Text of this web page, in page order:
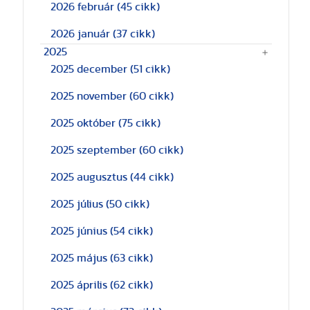
2026 február (45 cikk)
2026 január (37 cikk)
2025
2025 december (51 cikk)
2025 november (60 cikk)
2025 október (75 cikk)
2025 szeptember (60 cikk)
2025 augusztus (44 cikk)
2025 július (50 cikk)
2025 június (54 cikk)
2025 május (63 cikk)
2025 április (62 cikk)